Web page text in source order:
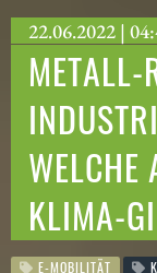
22.06.2022 |
METALL-
WELCHE
KLIMA-
E-MOBILITÄT